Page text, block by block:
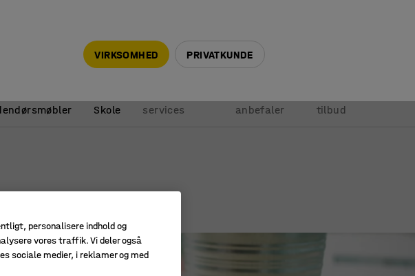
Skole
services
anbefaler
tilbud
VIRKSOMHED PRIVATKUNDE
personalisere indhold og
vores traffik. Vi deler også
sociale medier, i reklamer og med